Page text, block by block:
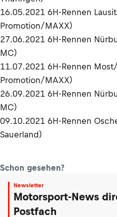
16.05.2021 6H-Rennen
Promotion/MAXX)
27.06.2021 6H-Rennen
MC)
11.07.2021 6H-Rennen
Promotion/MAXX)
26.09.2021 6H-Rennen
MC)
09.10.2021 6H-Rennen
Sauerland)
Schon gesehen?
Newsletter
Motorsport-News
Postfach